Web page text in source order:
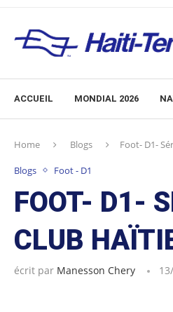
ACCUEIL MONDIAL 2026
Home Blogs Foot- D1-
Blogs Foot - D1
FOOT- D1-
CLUB
écrit par Manesson Chery